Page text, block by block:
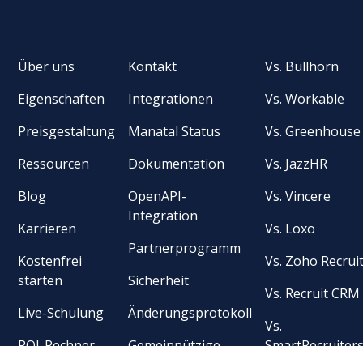
Über uns
Eigenschaften
Preisgestaltung
Ressourcen
Blog
Karrieren
Kostenfrei
starten
Live-Schulung
Kontakt
Integrationen
Manatal Status
Dokumentation
OpenAPI-
Integration
Partnerprogramm
Sicherheit
Änderungsprotokoll
Vs. Bullhorn
Vs. Workable
Vs. Greenhouse
Vs. JazzHR
Vs. Vincere
Vs. Loxo
Vs. Zoho
Vs. Recruit CRM
Vs.